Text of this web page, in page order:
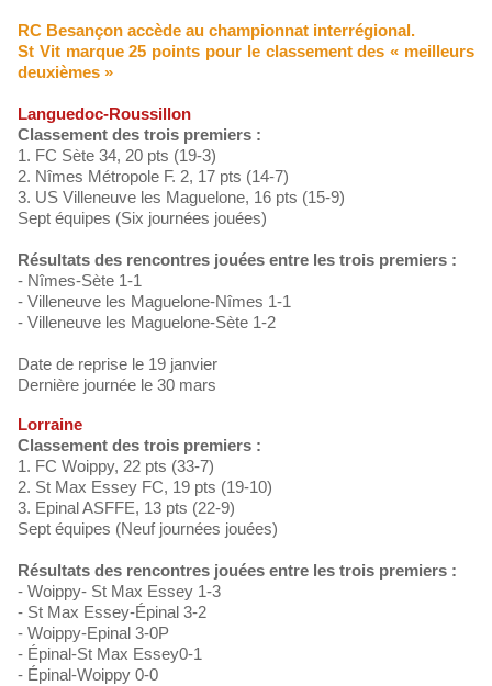
RC Besançon accède au championnat interrégional.
St Vit marque 25 points pour le classement des « meilleurs
deuxièmes »
Languedoc-Roussillon
Classement des trois premiers :
1. FC Sète 34, 20 pts (19-3)
2. Nîmes Métropole F. 2, 17 pts (14-7)
3. US Villeneuve les Maguelone, 16 pts (15-9)
Sept équipes (Six journées jouées)
Résultats des rencontres jouées entre les trois premiers :
- Nîmes-Sète 1-1
- Villeneuve les Maguelone-Nîmes 1-1
- Villeneuve les Maguelone-Sète 1-2
Date de reprise le 19 janvier
Dernière journée le 30 mars
Lorraine
Classement des trois premiers :
1. FC Woippy, 22 pts (33-7)
2. St Max Essey FC, 19 pts (19-10)
3. Epinal ASFFE, 13 pts (22-9)
Sept équipes (Neuf journées jouées)
Résultats des rencontres jouées entre les trois premiers :
- Woippy- St Max Essey 1-3
- St Max Essey-Épinal 3-2
- Woippy-Epinal 3-0P
- Épinal-St Max Essey0-1
- Épinal-Woippy 0-0